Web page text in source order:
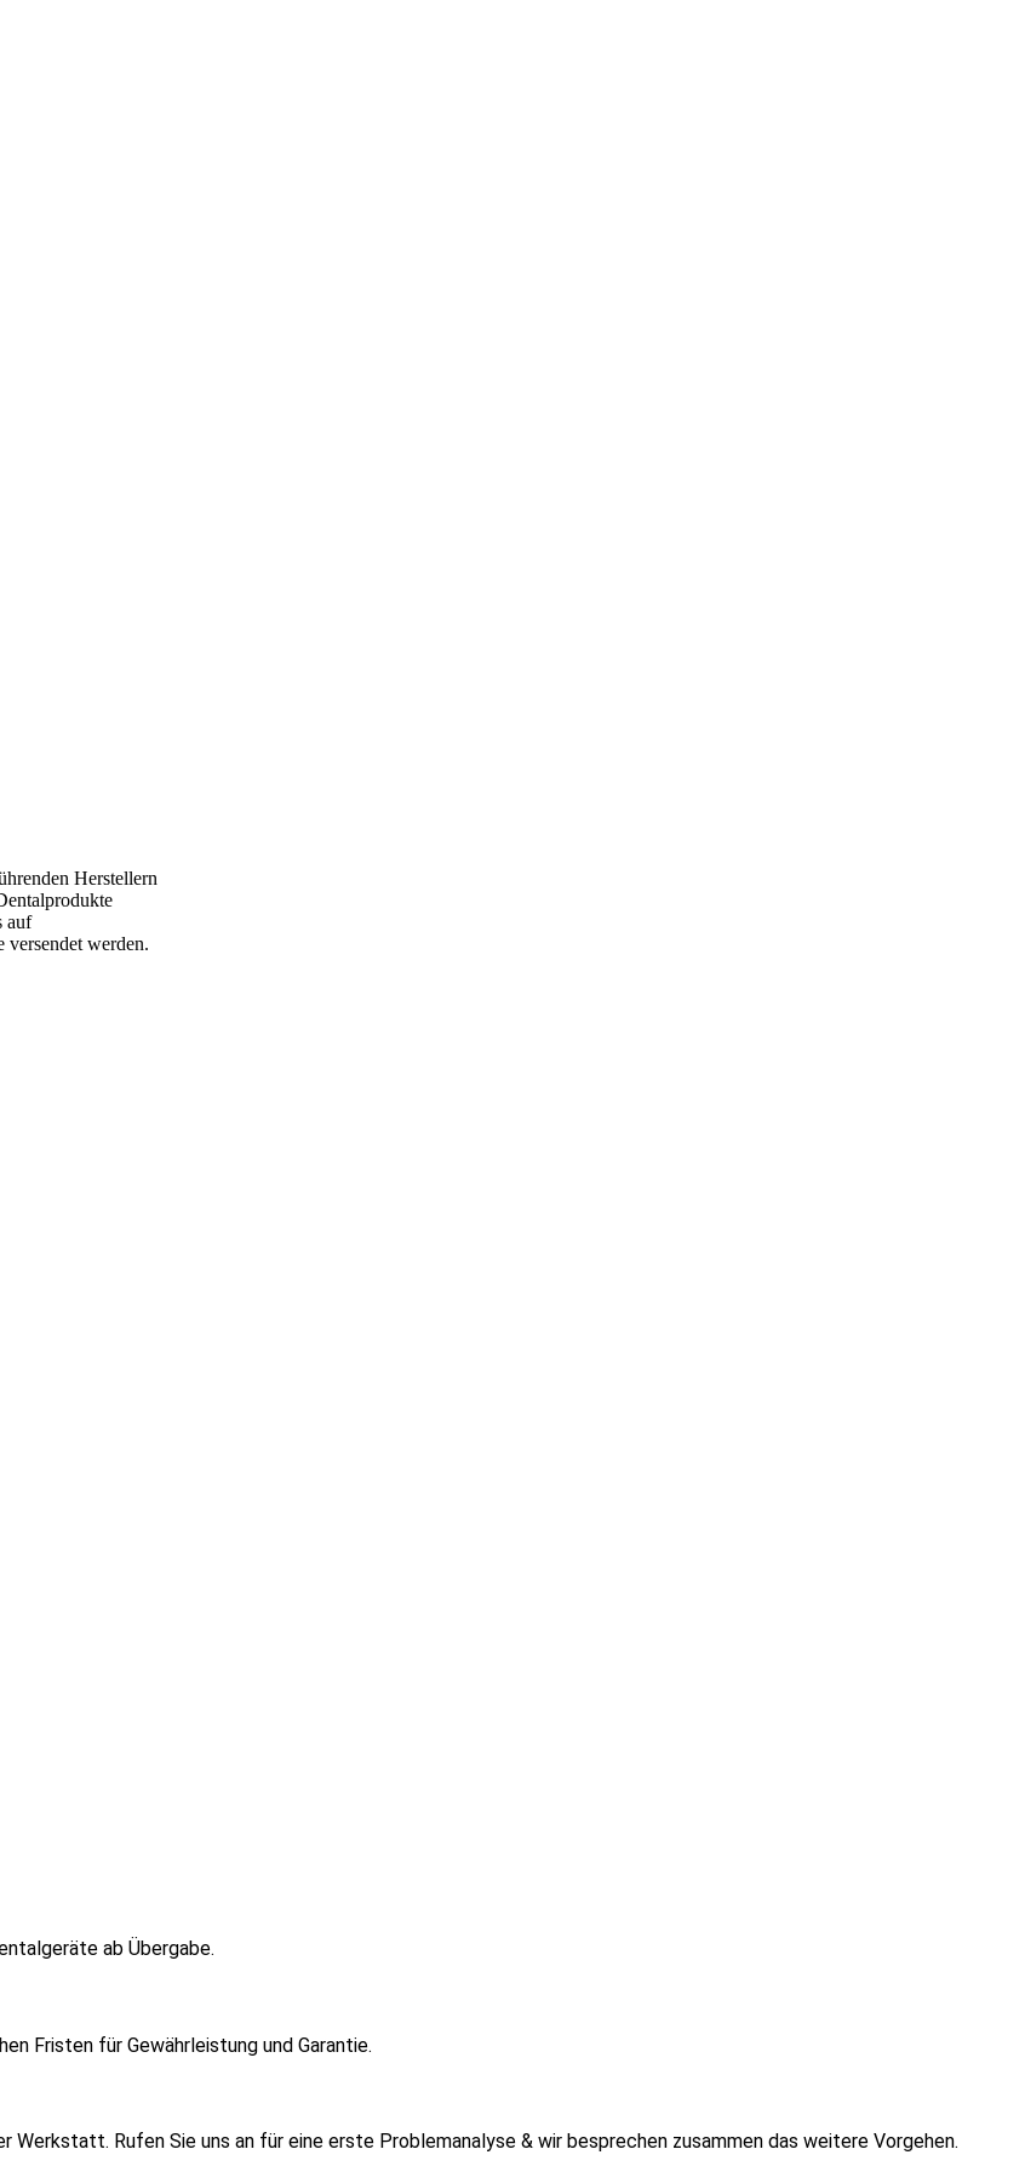
Herstellern
auf
werden.
ab Übergabe.
Fristen für Gewährleistung und Garantie.
Rufen Sie uns an für eine erste Problemanalyse & wir besprechen zusammen das weitere Vorgehen.